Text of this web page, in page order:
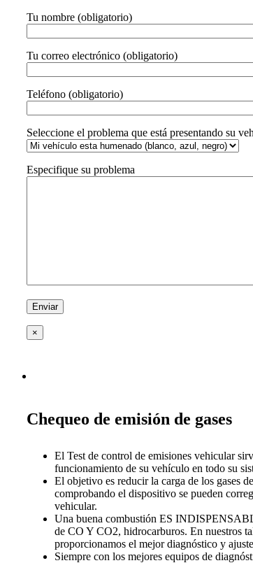
Tu nombre (obligatorio)
Tu correo electrónico (obligatorio)
Teléfono (obligatorio)
Seleccione el problema que está presentando su
Especifique su problema
×
Chequeo de emisión de gases
El Test de control de emisiones vehicular
funcionamiento de su vehículo en todo su
El objetivo es reducir la carga de los gases
comprobando el dispositivo se pueden
vehicular.
Una buena combustión ES
de CO Y CO2, hidrocarburos. En nuestros
proporcionamos el mejor diagnóstico y
Siempre con los mejores equipos de